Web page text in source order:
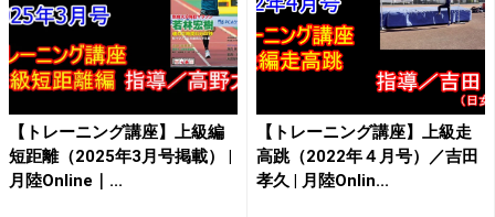
【トレーニング講座】上級編
短距離（2025年3月号掲載） |
月陸Online｜...
【トレーニング講座】上級走
高跳（2022年４月号）／吉田
孝久 | 月陸Onlin...